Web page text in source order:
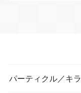
パーティクル／キ